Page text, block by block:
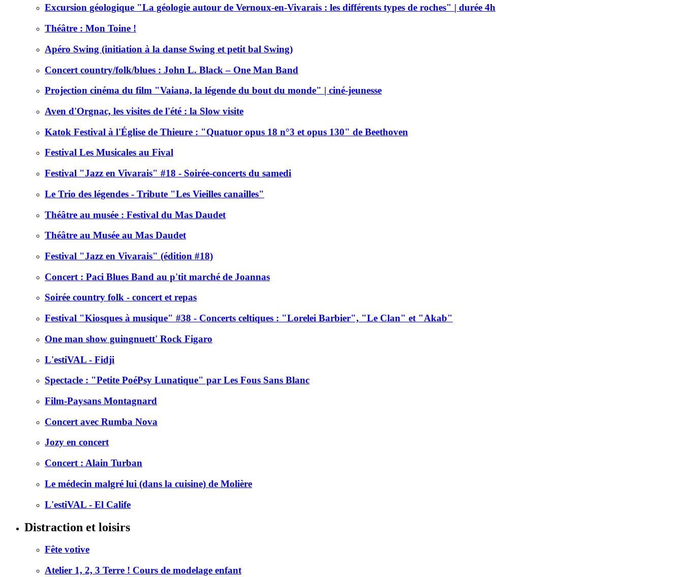
Excursion géologique "La géologie autour de Vernoux-en-Vivarais : les différents types de roches" | durée 4h
Théâtre : Mon Toine !
Apéro Swing (initiation à la danse Swing et petit bal Swing)
Concert country/folk/blues : John L. Black – One Man Band
Projection cinéma du film "Vaiana, la légende du bout du monde" | ciné-jeunesse
Aven d'Orgnac, les visites de l'été : la Slow visite
Katok Festival à l'Église de Thieure : "Quatuor opus 18 n°3 et opus 130" de Beethoven
Festival Les Musicales au Fival
Festival "Jazz en Vivarais" #18 - Soirée-concerts du samedi
Le Trio des légendes - Tribute "Les Vieilles canailles"
Théâtre au musée : Festival du Mas Daudet
Théâtre au Musée au Mas Daudet
Festival "Jazz en Vivarais" (édition #18)
Concert : Paci Blues Band au p'tit marché de Joannas
Soirée country folk - concert et repas
Festival "Kiosques à musique" #38 - Concerts celtiques : "Lorelei Barbier", "Le Clan" et "Akab"
One man show guingnuett' Rock Figaro
L'estiVAL - Fidji
Spectacle : "Petite PoéPsy Lunatique" par Les Fous Sans Blanc
Film-Paysans Montagnard
Concert avec Rumba Nova
Jozy en concert
Concert : Alain Turban
Le médecin malgré lui (dans la cuisine) de Molière
L'estiVAL - El Calife
Distraction et loisirs
Fête votive
Atelier 1, 2, 3 Terre ! Cours de modelage enfant